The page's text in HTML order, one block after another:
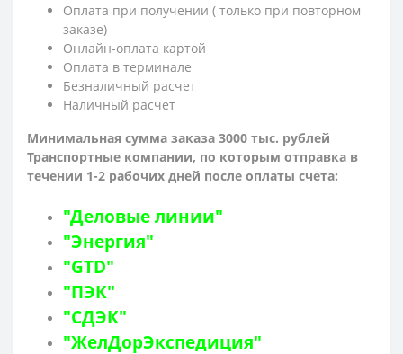
Оплата при получении ( только при повторном
заказе)
Онлайн-оплата картой
Оплата в терминале
Безналичный расчет
Наличный расчет
Минимальная сумма заказа 3000 тыс. рублей
Транспортные компании, по которым отправка в
течении 1-2 рабочих дней после оплаты счета:
"Деловые линии"
"Энергия"
"GTD"
"ПЭК"
"СДЭК"
"ЖелДорЭкспедиция"